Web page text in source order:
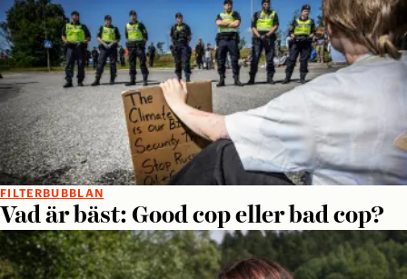
FILTERBUBBLAN
Vad är bäst: Good cop eller bad cop?